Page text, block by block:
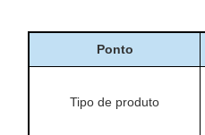
Ponto
Tipo de produto